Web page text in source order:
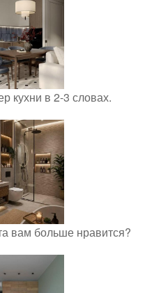
кухни в 2-3 словах.
вам больше нравится?